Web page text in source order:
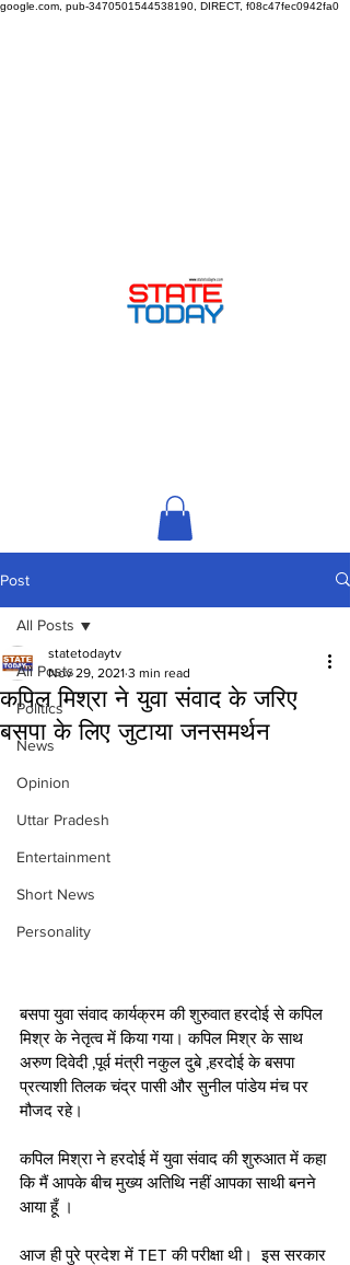
google.com, pub-3470501544538190, DIRECT, f08c47fec0942fa0
Post
All Posts
Politics
News
Opinion
Uttar Pradesh
Entertainment
Short News
Personality
All Posts
कपिल मिश्रा ने युवा संवाद के जरिए
बसपा के लिए जुटाया जनसमर्थन
statetodaytv
Nov 29, 2021 3 min read
बसपा युवा संवाद कार्यक्रम की शुरुवात हरदोई से कपिल
मिश्र के नेतृत्व में किया गया। कपिल मिश्र के साथ
अरुण दिवेदी ,पूर्व मंत्री नकुल दुबे ,हरदोई के बसपा
प्रत्याशी तिलक चंद्र पासी और सुनील पांडेय मंच पर
मौजद रहे।
कपिल मिश्रा ने हरदोई में युवा संवाद की शुरुआत में कहा
कि मैं आपके बीच मुख्य अतिथि नहीं आपका साथी बनने
आया हूँ ।
आज ही पुरे प्रदेश में TET की परीक्षा थी।  इस सरकार